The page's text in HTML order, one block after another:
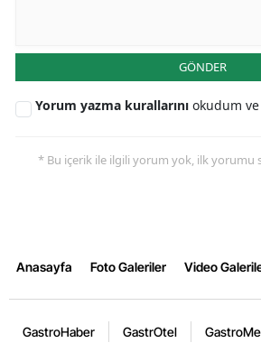
GÖNDER
Yorum yazma kurallarını okudum
* Bu içerik ile ilgili yorum yok, ilk yorumu
Anasayfa Foto Galeriler Video
GastroHaber GastrOtel